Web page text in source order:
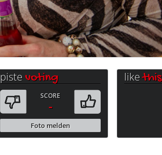
pistevoting
SCORE
-
Foto melden
likethis